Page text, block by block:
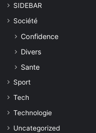
SIDEBAR
Société
Confidence
Divers
Sante
Sport
Tech
Technologie
Uncategorized